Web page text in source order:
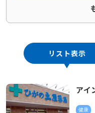
リスト表示
アイ
健康